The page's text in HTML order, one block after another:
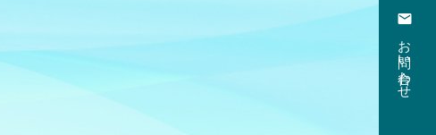
email
お問い合わせ